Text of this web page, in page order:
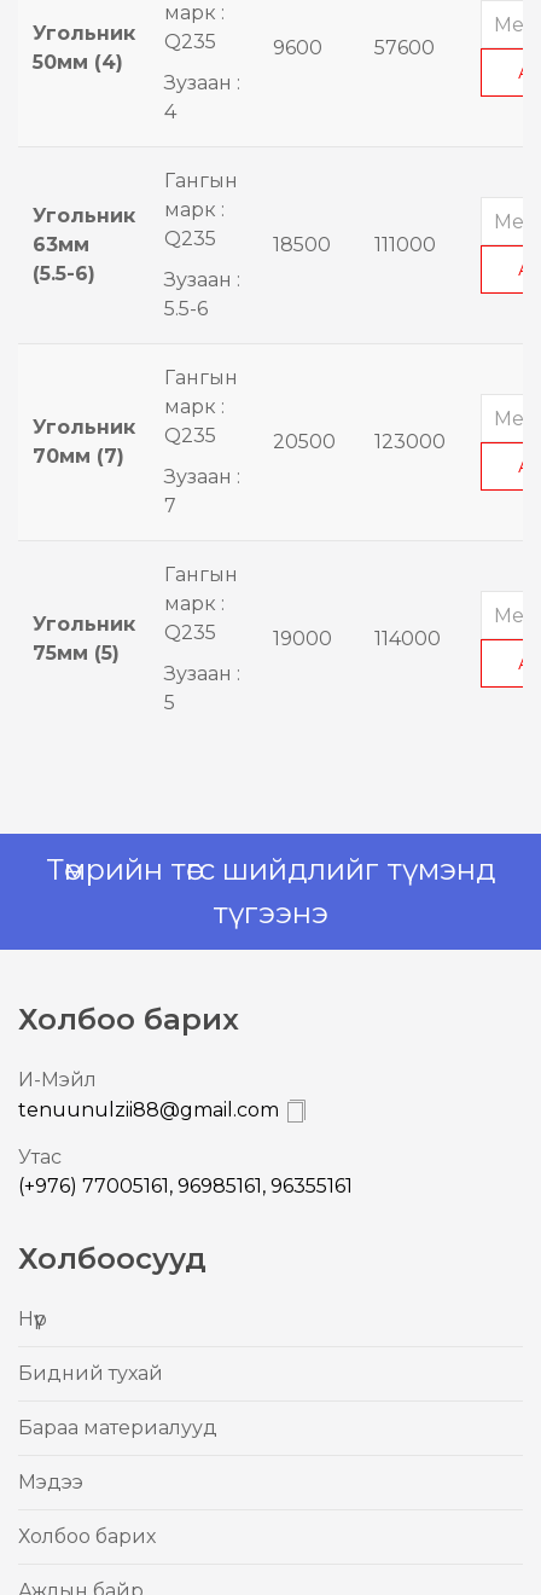
Угольник
50мм (4)
марк :
Q235
Зузаан :
4
9600 57600
Угольник
63мм
(5.5-6)
Гангын
марк :
Q235
Зузаан :
5.5-6
18500 111000
Угольник
70мм (7)
Гангын
марк :
Q235
Зузаан :
7
20500 123000
Угольник
75мм (5)
Гангын
марк :
Q235
Зузаан :
5
19000 114000
Төмрийн төгс шийдлийг түмэнд
түгээнэ
Холбоо барих
И-Mэйл
tenuunulzii88@gmail.com
Утас
(+976) 77005161, 96985161, 96355161
Холбоосууд
Нүүр
Бидний тухай
Бараа материалууд
Mэдээ
Холбоо барих